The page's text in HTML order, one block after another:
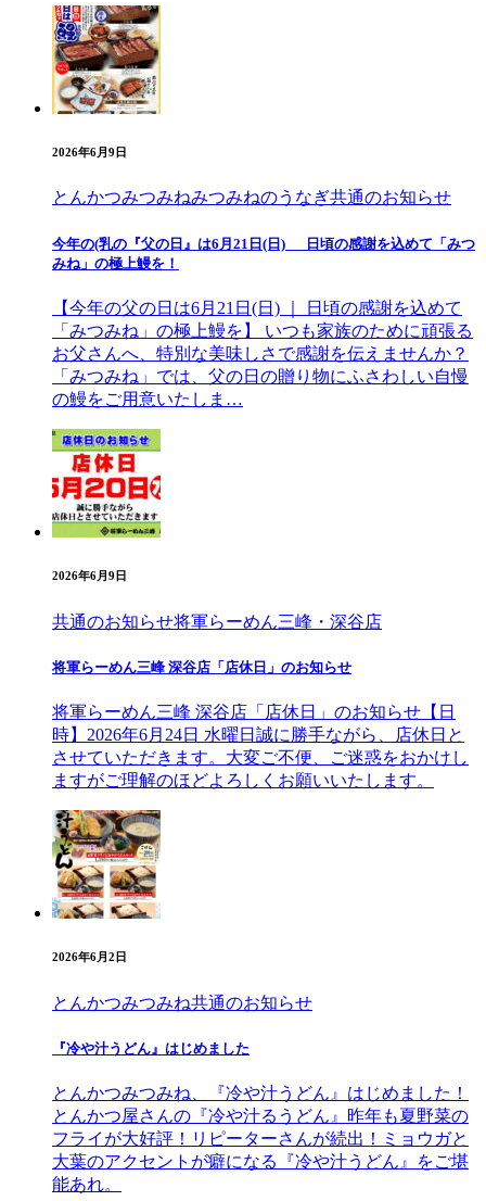
2026年6月9日
とんかつみつみねみつみねのうなぎ共通のお知らせ
今年の(乳の『父の日』は6月21日(日) 日頃の感謝を込めて「みつ
みね」の極上鰻を！
【今年の父の日は6月21日(日) ｜ 日頃の感謝を込めて
「みつみね」の極上鰻を】 いつも家族のために頑張る
お父さんへ、特別な美味しさで感謝を伝えませんか？
「みつみね」では、父の日の贈り物にふさわしい自慢
の鰻をご用意いたしま…
2026年6月9日
共通のお知らせ将軍らーめん三峰・深谷店
将軍らーめん三峰 深谷店「店休日」のお知らせ
将軍らーめん三峰 深谷店「店休日」のお知らせ【日
時】2026年6月24日 水曜日誠に勝手ながら、店休日と
させていただきます。大変ご不便、ご迷惑をおかけし
ますがご理解のほどよろしくお願いいたします。
2026年6月2日
とんかつみつみね共通のお知らせ
『冷や汁うどん』はじめました
とんかつみつみね、『冷や汁うどん』はじめました！
とんかつ屋さんの『冷や汁るうどん』昨年も夏野菜の
フライが大好評！リピーターさんが続出！ミョウガと
大葉のアクセントが癖になる『冷や汁うどん』をご堪
能あれ。